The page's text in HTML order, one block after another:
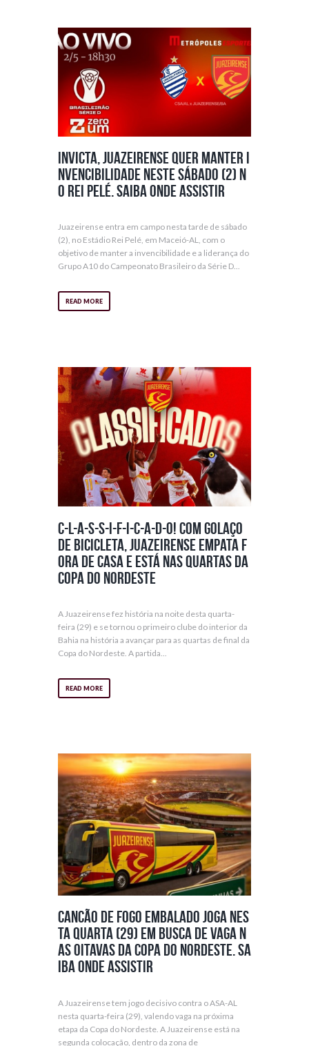
Invicta, Juazeirense quer manter i
nvencibilidade neste sábado (2) n
o Rei Pelé. Saiba onde assistir
Juazeirense entra em campo nesta tarde de sábado
(2), no Estádio Rei Pelé, em Maceió-AL, com o
objetivo de manter a invencibilidade e a liderança do
Grupo A10 do Campeonato Brasileiro da Série D...
READ MORE
C-l-a-s-s-i-f-i-c-a-d-o! Com golaço
de bicicleta, Juazeirense empata f
ora de casa e está nas quartas da
Copa do Nordeste
A Juazeirense fez história na noite desta quarta-
feira (29) e se tornou o primeiro clube do interior da
Bahia na história a avançar para as quartas de final da
Copa do Nordeste. A partida...
READ MORE
Cancão de Fogo embalado joga nes
ta quarta (29) em busca de vaga n
as oitavas da Copa do Nordeste. sa
iba onde assistir
A Juazeirense tem jogo decisivo contra o ASA-AL
nesta quarta-feira (29), valendo vaga na próxima
etapa da Copa do Nordeste. A Juazeirense está na
segunda colocação, dentro da zona de